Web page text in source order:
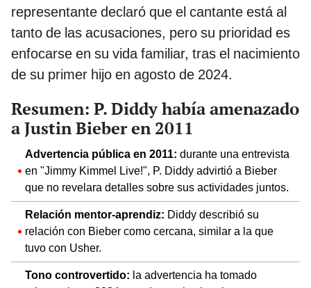
representante declaró que el cantante está al
tanto de las acusaciones, pero su prioridad es
enfocarse en su vida familiar, tras el nacimiento
de su primer hijo en agosto de 2024.
Resumen: P. Diddy había amenazado
a Justin Bieber en 2011
Advertencia pública en 2011: durante una entrevista
en "Jimmy Kimmel Live!", P. Diddy advirtió a Bieber
que no revelara detalles sobre sus actividades juntos.
Relación mentor-aprendiz: Diddy describió su
relación con Bieber como cercana, similar a la que
tuvo con Usher.
Tono controvertido: la advertencia ha tomado